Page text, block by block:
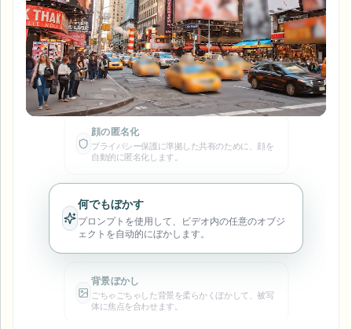
ナンバープレートをぼかす
背景をぼかす
何でもぼかす
スクリーン録画のぼかし
GDPRコンプライアンスぼかし
ストリートインタビューぼかし
ナンバープレートをぼかす
顔をぼかす
背景をぼかす
何でもぼかす
AI Video Object Remover
写真の顔をオンラインでぼかす
顔の匿名化
ボイスアノニマイザー
学校・教育
キャンパスカメラ、講義、地区の一括プライバシー
メディア・エンターテインメント
試写、リリース、コンプライアンス
店舗・倉庫の映像
クリニックと患者向けビデオガバナンス
公共部門
FOIA、安全な開示、編集
一括顔の匿名化
リソース
FAQ
ブログ
Whitepapers
カテゴリ
製品
Choose language
背景ぼかし
ごちゃごちゃした背景を柔らかくぼかして、被写
体に焦点を合わせます。
ナンバープレートぼかし
運転中や街頭のビデオでプレート番号を素早く
隠します。
顔の匿名化
プライバシー保護に準拠した共有のために、顔を
自動的に匿名化します。
何でもぼかす
プロンプトを使用して、ビデオ内の任意のオブジ
ェクトを自动的にぼかします。